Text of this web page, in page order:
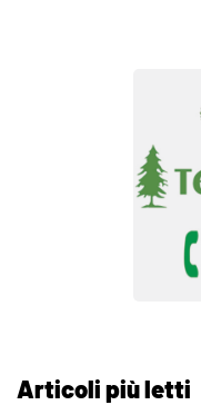
Articoli più letti